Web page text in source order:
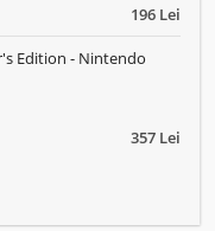
196 Lei
357 Lei
Edition - Nintendo